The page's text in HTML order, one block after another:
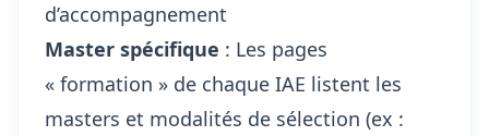
d’accompagnement
Master spécifique : Les pages
« formation » de chaque IAE listent les
masters et modalités de sélection (ex :